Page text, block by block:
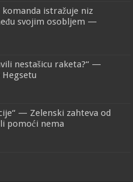
istražuje niz
svojim osobljem —
nestašicu raketa?“ —
— Zelenski zahteva od
pomoći nema